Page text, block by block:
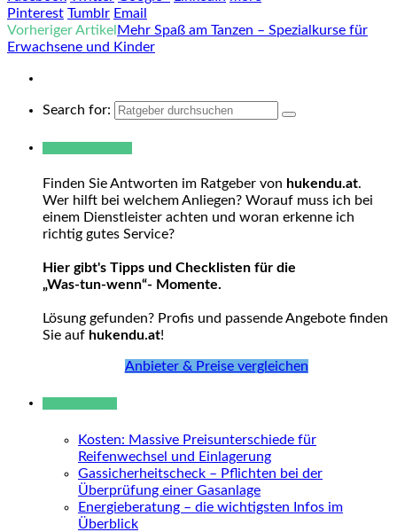
Pinterest Tumblr Email
Vorheriger Artikel Mehr Spaß am Tanzen – Spezialkurse für
Erwachsene und Kinder
Search for:
Finden Sie Antworten im Ratgeber von hukendu.at.
Wer hilft bei welchem Anliegen? Worauf muss ich bei
einem Dienstleister achten und woran erkenne ich
richtig gutes Service?
Hier gibt's Tipps und Checklisten für die
„Was-tun-wenn“- Momente.
Lösung gefunden? Profis und passende Angebote finden
Sie auf hukendu.at!
Anbieter & Preise vergleichen
Kosten: Massive Preisunterschiede für
Reifenwechsel und Einlagerung
Gassicherheitscheck – Pflichten bei der
Überprüfung einer Gasanlage
Energieberatung – die wichtigsten Infos im
Überblick